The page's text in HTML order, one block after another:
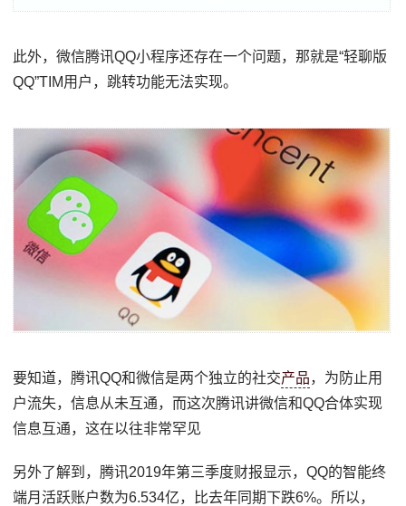
此外，微信腾讯QQ小程序还存在一个问题，那就是“轻聊版
QQ”TIM用户，跳转功能无法实现。
要知道，腾讯QQ和微信是两个独立的社交产品，为防止用
户流失，信息从未互通，而这次腾讯讲微信和QQ合体实现
信息互通，这在以往非常罕见
另外了解到，腾讯2019年第三季度财报显示，QQ的智能终
端月活跃账户数为6.534亿，比去年同期下跌6%。所以，